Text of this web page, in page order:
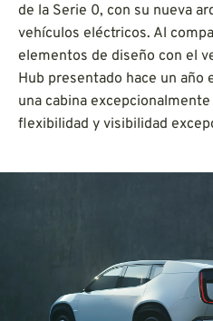
de la Serie 0, con su nueva
vehículos eléctricos. Al
elementos de diseño con el
Hub presentado hace un año
una cabina
flexibilidad y visibilidad